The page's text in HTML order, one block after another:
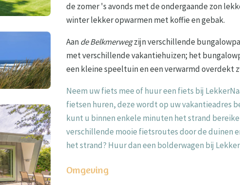
de zomer 's avonds met de ondergaande zon
winter lekker opwarmen met koffie en gebak.
Aande Belkmerwegzijn verschillende
met verschillende vakantiehuizen; het
een kleine speeltuin en een verwarmd overdekt
Neem uw fiets mee of huur een fiets bij
fietsen huren, deze wordt op uw vakantieadres
kunt u binnen enkele minuten het strand
verschillende mooie fietsroutes door de duinen
het strand? Huur dan een bolderwagen bij
Omgeving